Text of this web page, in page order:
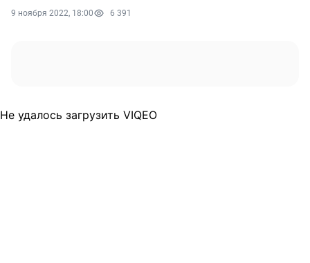
9 ноября 2022, 18:00 6 391
Не удалось загрузить VIQEO